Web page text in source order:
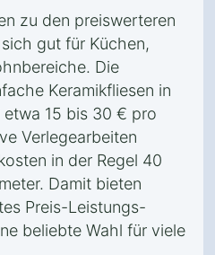
zu den preiswerteren
gut für Küchen,
Die
Keramikfliesen in
15 bis 30 € pro
Verlegearbeiten
in der Regel 40
Damit bieten
Preis-Leistungs-
beliebte Wahl für viele